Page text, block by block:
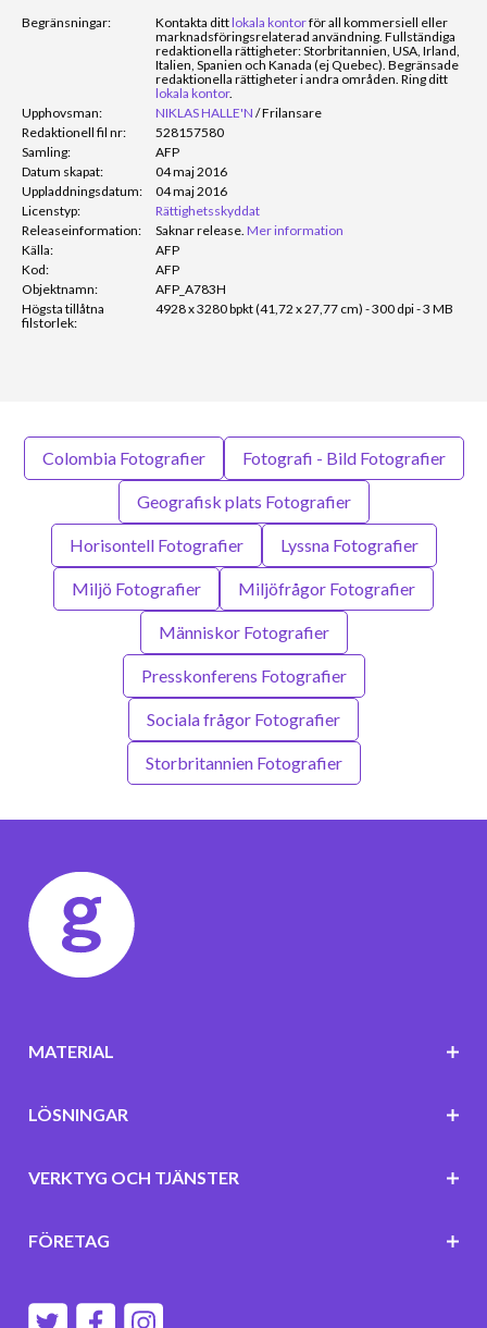
Begränsningar: Kontakta dittlokala kontorför all kommersiell eller
marknadsföringsrelaterad användning. Fullständiga
redaktionella rättigheter: Storbritannien, USA, Irland,
Italien, Spanien och Kanada (ej Quebec). Begränsade
redaktionella rättigheter i andra områden. Ring ditt
lokala kontor.
Upphovsman:
NIKLAS HALLE'N /Frilansare
Redaktionell fil nr:
528157580
Samling:
AFP
Datum skapat:
04 maj 2016
Uppladdningsdatum:
04 maj 2016
Licenstyp:
Rättighetsskyddat
Releaseinformation:
Saknar release. Mer information
Källa:
AFP
Kod:
AFP
Objektnamn:
AFP_A783H
Högsta tillåtna
filstorlek:
4928 x 3280 bpkt (41,72 x 27,77 cm) - 300 dpi - 3 MB
Colombia Fotografier Fotografi - Bild Fotografier
Geografisk plats Fotografier
Horisontell Fotografier Lyssna Fotografier
Miljö Fotografier Miljöfrågor Fotografier
Människor Fotografier
Presskonferens Fotografier
Sociala frågor Fotografier
Storbritannien Fotografier
MATERIAL
LÖSNINGAR
VERKTYG OCH TJÄNSTER
FÖRETAG